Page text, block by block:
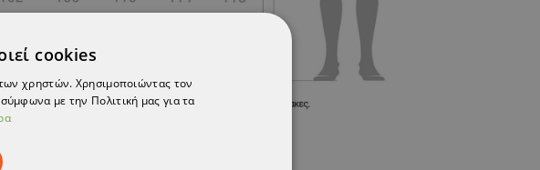
cookies
χρηστών. Χρησιμοποιώντας τον
με την Πολιτική μας για τα